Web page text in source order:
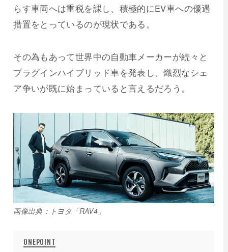
らす車両へは重税を課し、積極的にEV車への優遇
措置をとっているのが現状である。
その為もあって世界中の自動車メーカーが続々と
プラグインハイブリッド車を発表し、熾烈なシェ
ア争いが既に始まっていると言えるだろう。
画像出典：トヨタ「RAV4」